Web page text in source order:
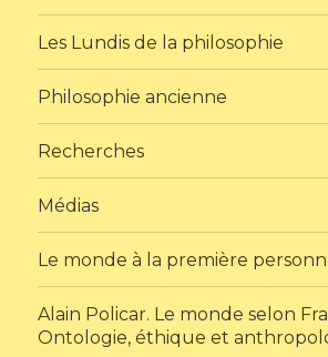
Les Lundis de la philosophie
Philosophie ancienne
Recherches
Médias
Le monde à la première
Alain Policar. Le monde selon
Ontologie, éthique et